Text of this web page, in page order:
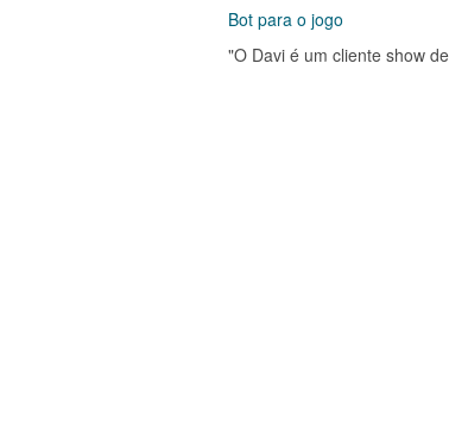
Bot para o jogo
"O Davi é um cliente show